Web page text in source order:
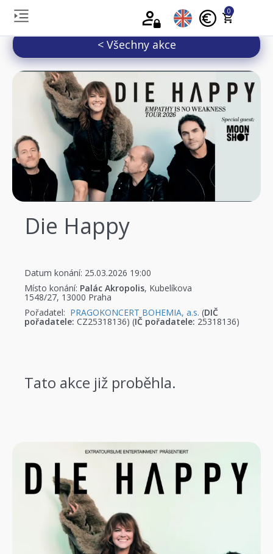
0
< Všechny akce
Die Happy
Datum konání: 25.03.2026 19:00
Místo konání: Palác Akropolis, Kubelíkova
1548/27, 13000 Praha
Pořadatel: PRAGOKONCERT BOHEMIA, a.s. (DIČ
pořadatele: CZ25318136) (IČ pořadatele: 25318136)
Tato akce již proběhla.